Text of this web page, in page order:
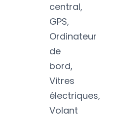
central,
GPS,
Ordinateur
de
bord,
Vitres
électriques,
Volant